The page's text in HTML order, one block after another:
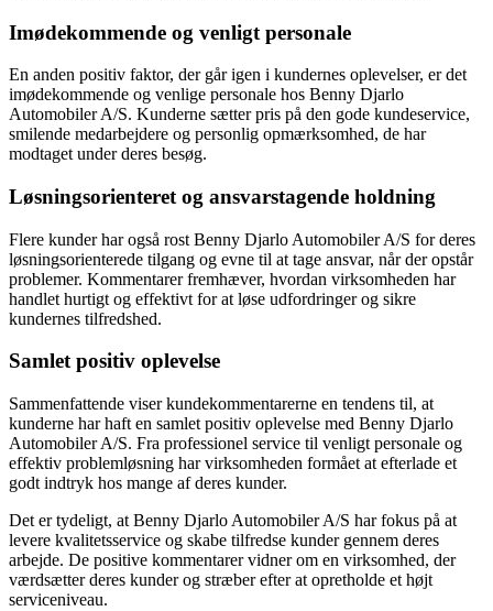
Imødekommende og venligt personale
En anden positiv faktor, der går igen i kundernes oplevelser, er det
imødekommende og venlige personale hos Benny Djarlo
Automobiler A/S. Kunderne sætter pris på den gode kundeservice,
smilende medarbejdere og personlig opmærksomhed, de har
modtaget under deres besøg.
Løsningsorienteret og ansvarstagende holdning
Flere kunder har også rost Benny Djarlo Automobiler A/S for deres
løsningsorienterede tilgang og evne til at tage ansvar, når der opstår
problemer. Kommentarer fremhæver, hvordan virksomheden har
handlet hurtigt og effektivt for at løse udfordringer og sikre
kundernes tilfredshed.
Samlet positiv oplevelse
Sammenfattende viser kundekommentarerne en tendens til, at
kunderne har haft en samlet positiv oplevelse med Benny Djarlo
Automobiler A/S. Fra professionel service til venligt personale og
effektiv problemløsning har virksomheden formået at efterlade et
godt indtryk hos mange af deres kunder.
Det er tydeligt, at Benny Djarlo Automobiler A/S har fokus på at
levere kvalitetsservice og skabe tilfredse kunder gennem deres
arbejde. De positive kommentarer vidner om en virksomhed, der
værdsætter deres kunder og stræber efter at opretholde et højt
serviceniveau.